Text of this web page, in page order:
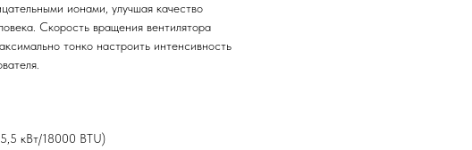
ионами, улучшая качество
Скорость вращения вентилятора
тонко настроить интенсивность
кВт/18000 BTU)